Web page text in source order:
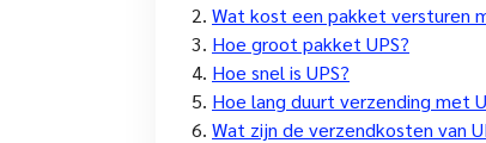
Wat kost een pakket versturen
Hoe groot pakket UPS?
Hoe snel is UPS?
Hoe lang duurt verzending met
Wat zijn de verzendkosten van